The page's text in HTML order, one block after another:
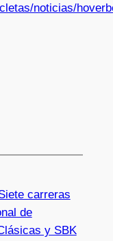
noticias/
carreras
de
y SBK